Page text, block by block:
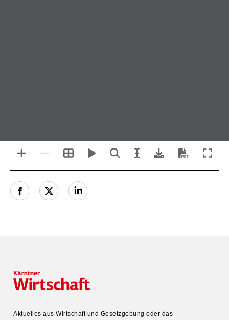
Aktuelles aus Wirtschaft und Gesetz­gebung oder das